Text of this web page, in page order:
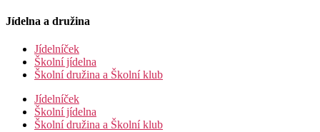
Jídelna a družina
Jídelníček
Školní jídelna
Školní družina a Školní klub
Jídelníček
Školní jídelna
Školní družina a Školní klub